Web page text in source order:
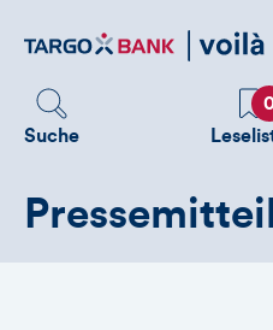
zum
Suche